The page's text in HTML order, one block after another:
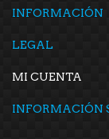
INFORMACIÓN
LEGAL
MI CUENTA
INFORMACIÓN